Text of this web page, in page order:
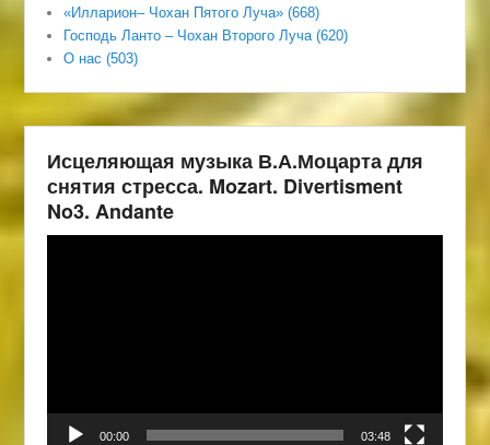
«Илларион– Чохан Пятого Луча» (668)
Господь Ланто – Чохан Второго Луча (620)
О нас (503)
Исцеляющая музыка В.А.Моцарта для
снятия стресса. Mozart. Divertisment
No3. Andante
00:00 03:48